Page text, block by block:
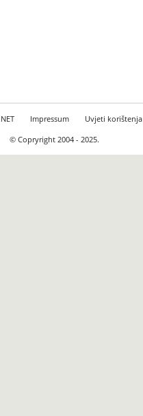
Impressum
Uvjeti korištenja
© Copryright 2004 - 2025.